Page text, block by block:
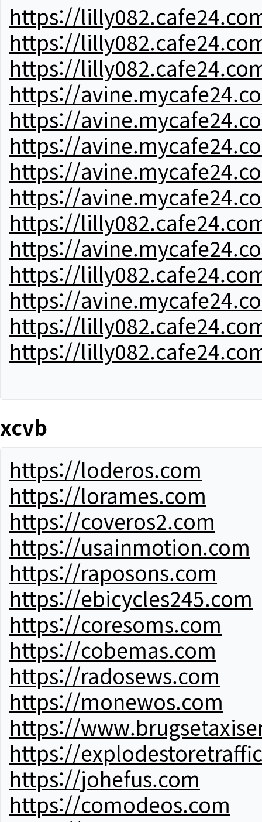
https://
https://
https://
https://
https://
https://
https://
https://
https://
https://
https://
https://
https://
https://
xcvb
https://loderos.com
https://lorames.com
https://coveros2.com
https://usainmotion.com
https://raposons.com
https://ebicycles245.com
https://coresoms.com
https://cobemas.com
https://radosews.com
https://monewos.com
https://
https://
https://johefus.com
https://comodeos.com